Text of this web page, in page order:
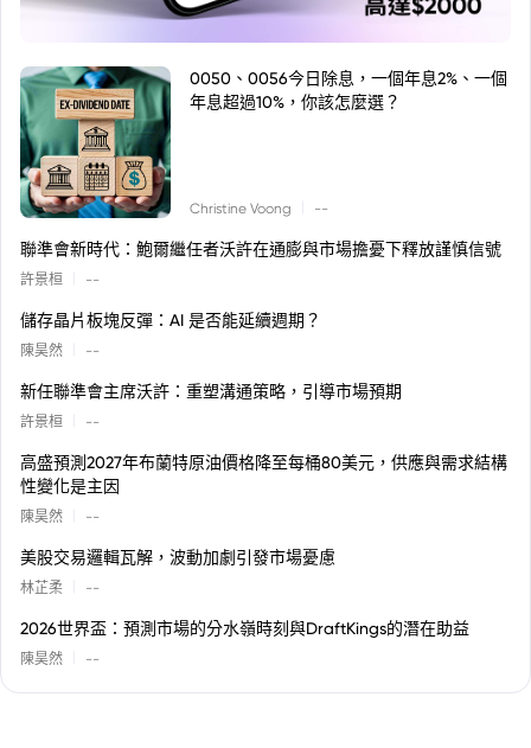
0050、0056今日除息，一個年息2%、一個
年息超過10%，你該怎麼選？
Christine Voong --
聯準會新時代：鮑爾繼任者沃許在通膨與市場擔憂下釋放謹慎信號
許景桓 --
儲存晶片板塊反彈：AI 是否能延續週期？
陳昊然 --
新任聯準會主席沃許：重塑溝通策略，引導市場預期
許景桓 --
高盛預測2027年布蘭特原油價格降至每桶80美元，供應與需求結構
性變化是主因
陳昊然 --
美股交易邏輯瓦解，波動加劇引發市場憂慮
林芷柔 --
2026世界盃：預測市場的分水嶺時刻與DraftKings的潛在助益
陳昊然 --